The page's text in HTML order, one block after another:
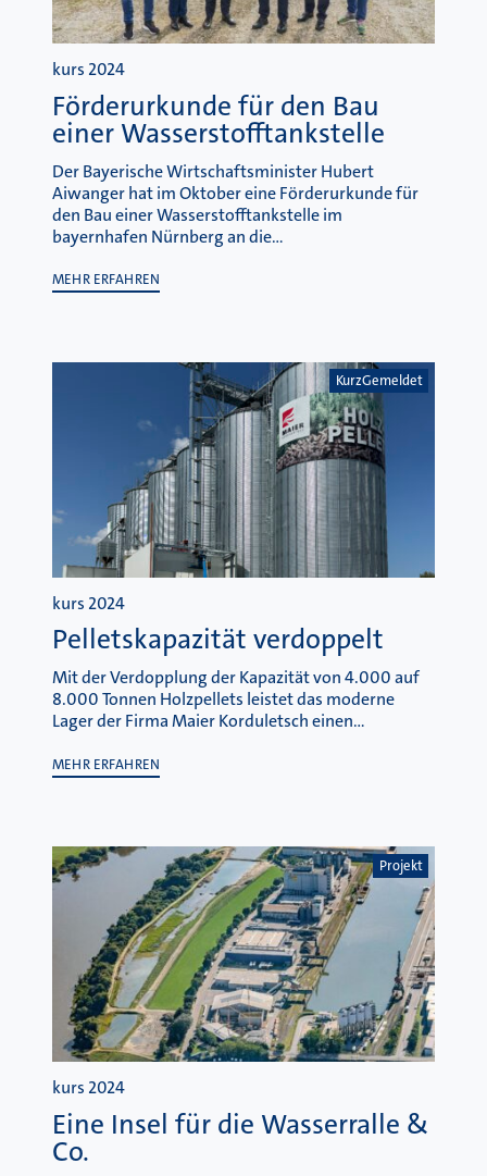
kurs 2024
Förderurkunde für den Bau
einer Wasserstofftankstelle
Der Bayerische Wirtschaftsminister Hubert
Aiwanger hat im Oktober eine Förderurkunde für
den Bau einer Wasserstofftankstelle im
bayernhafen Nürnberg an die…
MEHR ERFAHREN
KurzGemeldet
kurs 2024
Pelletskapazität verdoppelt
Mit der Verdopplung der Kapazität von 4.000 auf
8.000 Tonnen Holzpellets leistet das moderne
Lager der Firma Maier Korduletsch einen…
MEHR ERFAHREN
Projekt
kurs 2024
Eine Insel für die Wasserralle &
Co.